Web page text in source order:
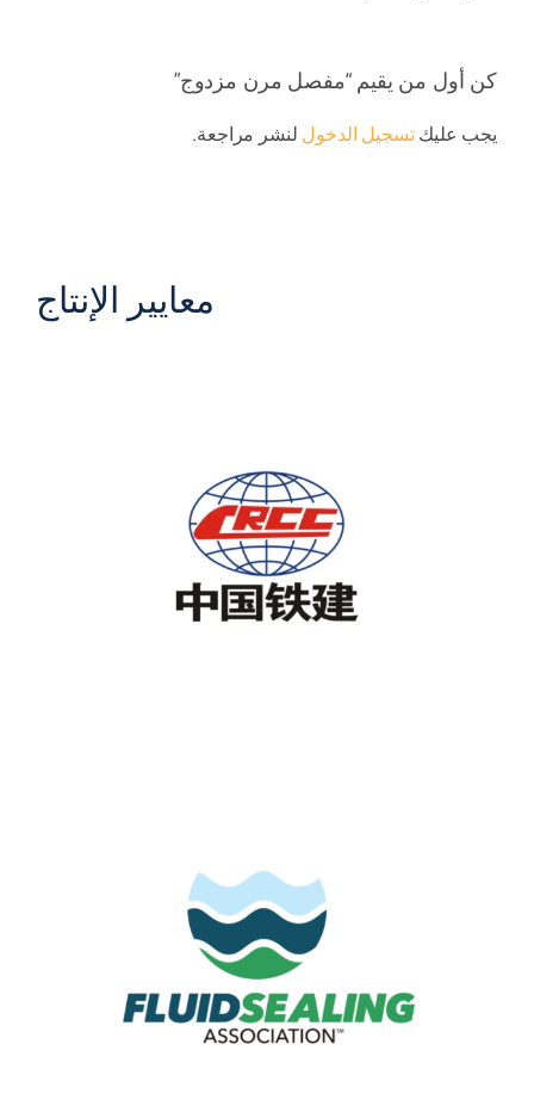
كن أول من يقيم “مفصل مرن مزدوج”
يجب عليكتسجيل الدخول لنشر مراجعة.
معايير الإنتاج